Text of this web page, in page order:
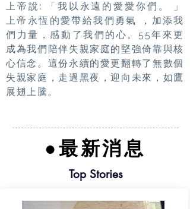
上帝說: 「我以永遠的愛愛你們。 」
上帝永恆的愛帶給我們勇氣 ，加添我
們力量，感動了我們的心。55年來更
成為我們陪伴失親家庭的堅強倚靠與核
心信念。這份永續的愛更翻轉了無數個
失親家庭，走過黑夜，迎向未來，如鷹
展翅上騰。
●最新消息
Top Stories